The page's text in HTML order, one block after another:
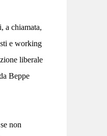
a chiamata,
e working
liberale
Beppe
non